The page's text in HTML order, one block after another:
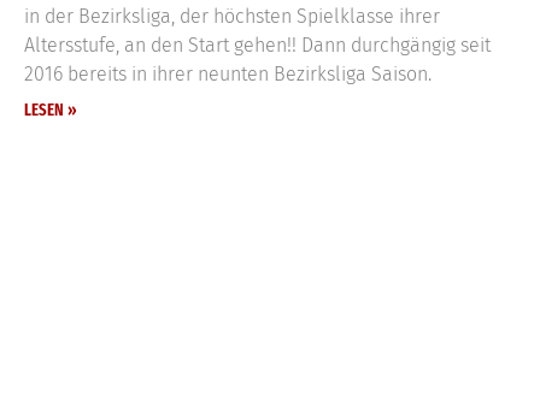
in der Bezirksliga, der höchsten Spielklasse ihrer
Altersstufe, an den Start gehen!! Dann durchgängig seit
2016 bereits in ihrer neunten Bezirksliga Saison.
LESEN »